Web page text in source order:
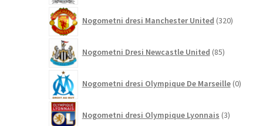
Nogometni dresi Manchester United 320izdelkov
Nogometni Dresi Newcastle United 85izdelkov
Nogometni dresi Olympique De Marseille 0
Nogometni dresi Olympique Lyonnais 3izdelki